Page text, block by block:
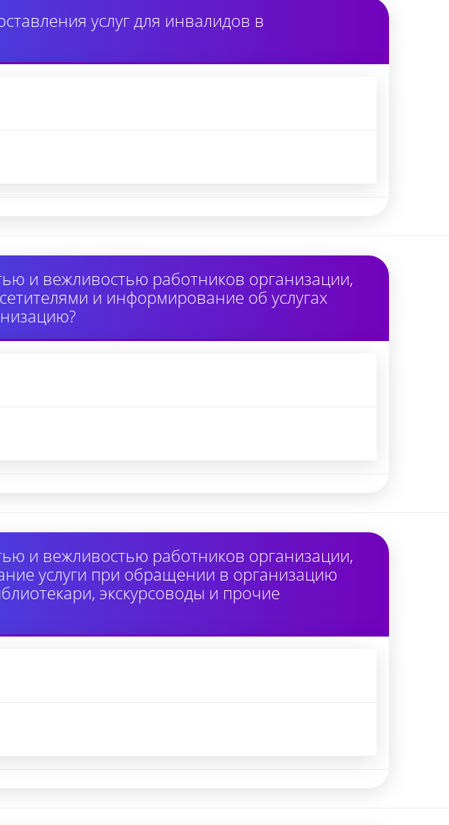
услуг для инвалидов в
и вежливостью работников организации,
и информирование об услугах
и вежливостью работников организации,
услуги при обращении в организацию
экскурсоводы и прочие